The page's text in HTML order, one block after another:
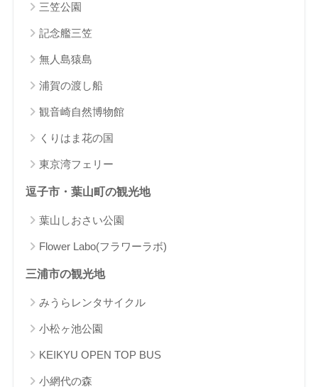
三笠公園
記念艦三笠
無人島猿島
浦賀の渡し船
観音崎自然博物館
くりはま花の国
東京湾フェリー
逗子市・葉山町の観光地
葉山しおさい公園
Flower Labo(フラワーラボ)
三浦市の観光地
みうらレンタサイクル
小松ヶ池公園
KEIKYU OPEN TOP BUS
小網代の森